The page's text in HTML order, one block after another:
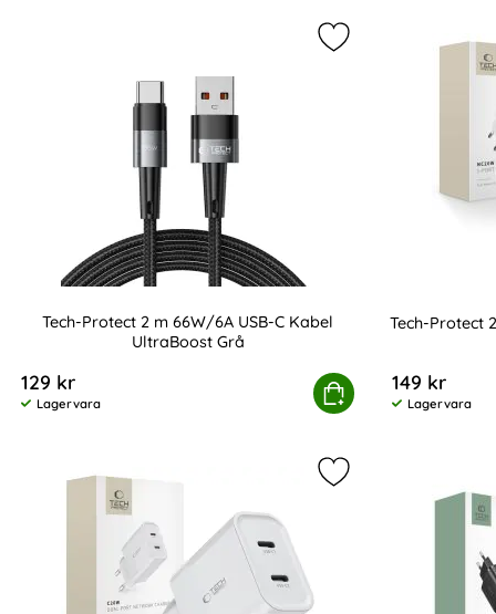
Tech-Protect 2 m 66W/6A USB-C Kabel
UltraBoost Grå
129 kr
Tillgänglighet:
Lagervara
Köp
Tech-Protect 2 m 66W/6A USB-C Kabel
Markera tech-
Tech-Protect
149 kr
Tillgänglighet:
Lagervara
Markera tech-